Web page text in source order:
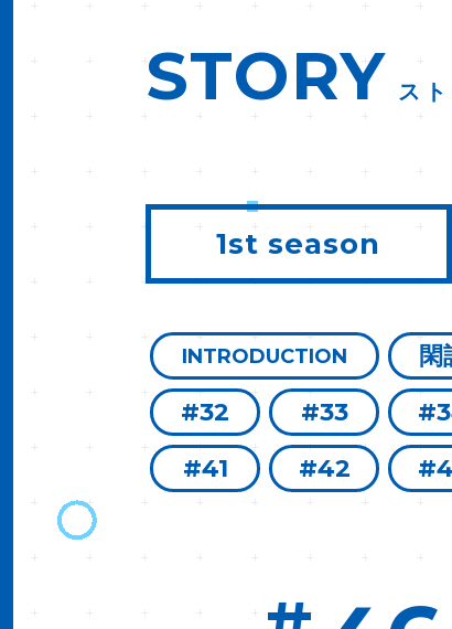
STORY ス
1st season
INTRODUCTION 閑
#32
#33
#41
#42